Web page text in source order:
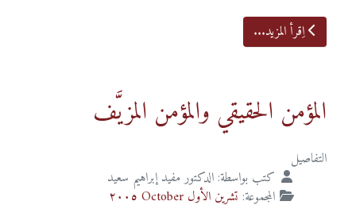
اِقرأ المزيد...
المؤمن الحقيقي والمؤمن المزيَّف
التفاصيل
كتب بواسطة: الدكتور مفيد إبراهيم سعيد
المجموعة: تشرين الأول October ٢٠٠٥